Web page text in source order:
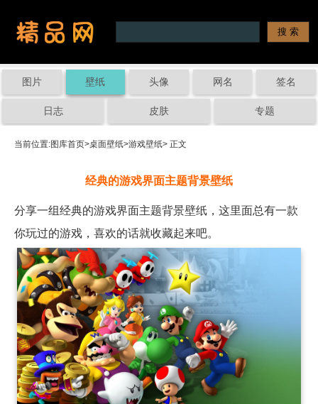
图片 壁纸 头像 网名 签名
日志 皮肤 专题
当前位置:图库首页>桌面壁纸>游戏壁纸> 正文
经典的游戏界面主题背景壁纸
分享一组经典的游戏界面主题背景壁纸，这里面总有一款
你玩过的游戏，喜欢的话就收藏起来吧。